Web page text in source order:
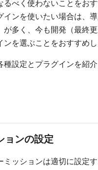
べく使わないことをおす
インを使いたい場合は、
が多く、今も開発（最終
を選ぶことをおすすめし
設定とプラグインを紹介
ョンの設定
ミッションは適切に設定